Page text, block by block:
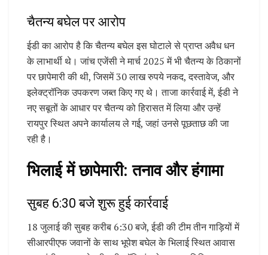
चैतन्य बघेल पर आरोप
ईडी का आरोप है कि चैतन्य बघेल इस घोटाले से प्राप्त अवैध धन
के लाभार्थी थे। जांच एजेंसी ने मार्च 2025 में भी चैतन्य के ठिकानों
पर छापेमारी की थी, जिसमें 30 लाख रुपये नकद, दस्तावेज, और
इलेक्ट्रॉनिक उपकरण जब्त किए गए थे। ताजा कार्रवाई में, ईडी ने
नए सबूतों के आधार पर चैतन्य को हिरासत में लिया और उन्हें
रायपुर स्थित अपने कार्यालय ले गई, जहां उनसे पूछताछ की जा
रही है।
भिलाई में छापेमारी: तनाव और हंगामा
सुबह 6:30 बजे शुरू हुई कार्रवाई
18 जुलाई की सुबह करीब 6:30 बजे, ईडी की टीम तीन गाड़ियों में
सीआरपीएफ जवानों के साथ भूपेश बघेल के भिलाई स्थित आवास